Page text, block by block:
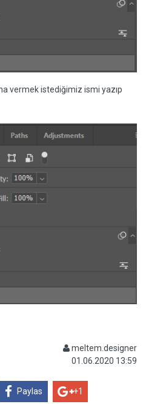
vermek istediğimiz ismi yazıp
meltem.designer
01.06.2020 13:59
Paylas +1